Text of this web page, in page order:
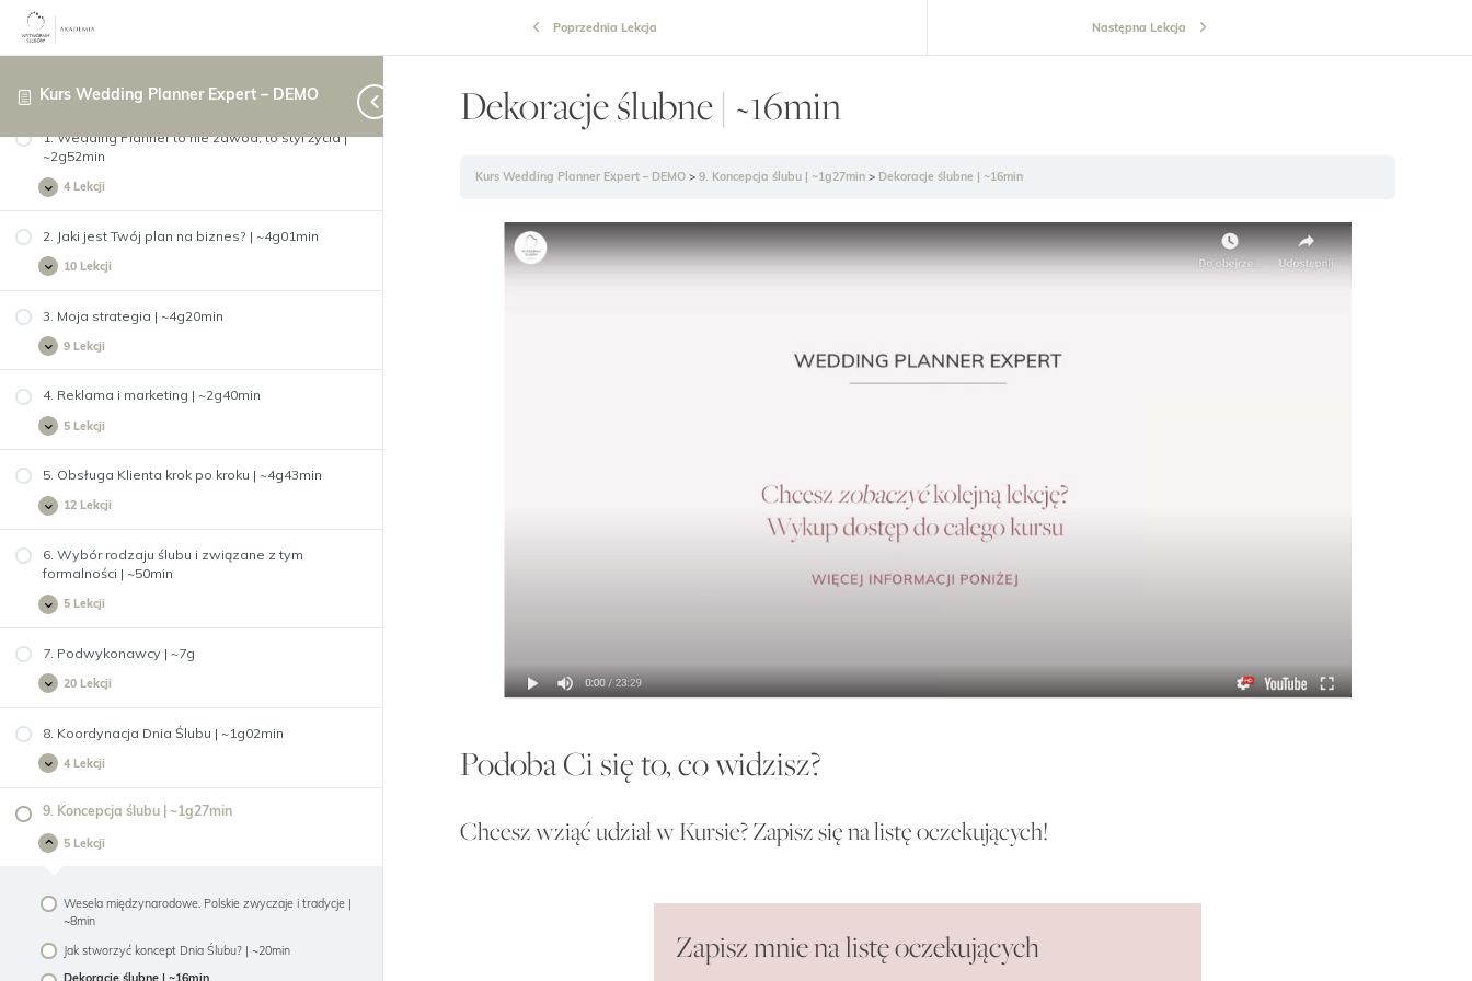
Kurs Wedding Planner Expert – DEMO
1. Wedding Planner to nie zawód, to styl życia |
~2g52min
Rozwiń
1.
to
zawód,
to
styl
~2g52min
4 Lekcji
2. Jaki jest Twój plan na biznes? | ~4g01min
Rozwiń
2.
Twój
na
biznes?
|
10 Lekcji
3. Moja strategia | ~4g20min
Rozwiń
3.
9 Lekcji
4. Reklama i marketing | ~2g40min
Rozwiń
4.
marketing
~2g40min
5 Lekcji
5. Obsługa Klienta krok po kroku | ~4g43min
Rozwiń
5.
krok
po
kroku
|
~4g43min
12 Lekcji
6. Wybór rodzaju ślubu i związane z tym
formalności | ~50min
Rozwiń
6.
ślubu
związane
z
tym
~50min
5 Lekcji
7. Podwykonawcy | ~7g
Rozwiń
7.
~7g
20 Lekcji
8. Koordynacja Dnia Ślubu | ~1g02min
Rozwiń
8.
Ślubu
~1g02min
4 Lekcji
9. Koncepcja ślubu | ~1g27min
Zwiń
9.
~1g27min
5 Lekcji
Wesela międzynarodowe. Polskie zwyczaje i tradycje |
~8min
Jak stworzyć koncept Dnia Ślubu? | ~20min
Poprzednia Lekcja Następna Lekcja
Dekoracje ślubne | ~16min
Kurs Wedding Planner Expert – DEMO 9. Koncepcja ślubu | ~1g27min Dekoracje ślubne | ~16min
Podoba Ci się to, co widzisz?
Chcesz wziąć udział w Kursie? Zapisz się na listę oczekujących!
Zapisz mnie na listę oczekujących